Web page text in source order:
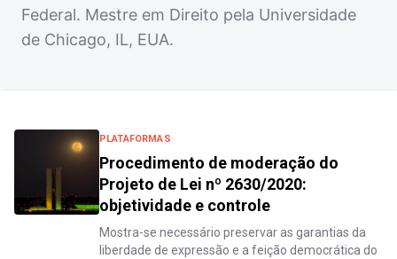
Federal. Mestre em Direito pela Universidade
de Chicago, IL, EUA.
PLATAFORMAS
Procedimento de moderação do
Projeto de Lei nº 2630/2020:
objetividade e controle
Mostra-se necessário preservar as garantias da
liberdade de expressão e a feição democrática do